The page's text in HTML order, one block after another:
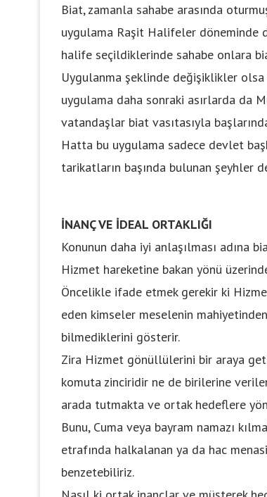
Biat, zamanla sahabe arasında
uygulama Raşit Halifeler döneminde
halife seçildiklerinde sahabe onlara
Uygulanma şeklinde değişiklikler olsa
uygulama daha sonraki asırlarda da
vatandaşlar biat vasıtasıyla
Hatta bu uygulama sadece devlet
tarikatların başında bulunan şeyhler
İNANÇ VE İDEAL ORTAKLIĞI
Konunun daha iyi anlaşılması adına
Hizmet hareketine bakan yönü
Öncelikle ifade etmek gerekir ki
eden kimseler meselenin
bilmediklerini gösterir.
Zira Hizmet gönüllülerini bir araya
komuta zinciridir ne de birilerine
arada tutmakta ve ortak hedeflere
Bunu, Cuma veya bayram namazı
etrafında halkalanan ya da hac
benzetebiliriz.